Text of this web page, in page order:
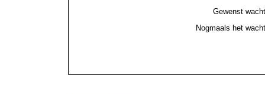
Gewenst
Nogmaals het